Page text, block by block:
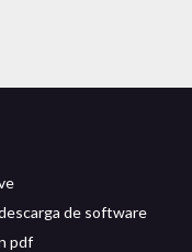
de software
pdf